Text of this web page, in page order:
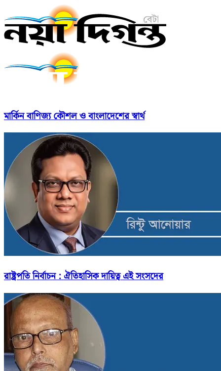
মার্কিন বাণিজ্য কৌশল ও বাংলাদেশের স্বার্থ
রাষ্ট্রপতি নির্বাচন : ঐতিহাসিক দায়িত্ব এই সংসদের